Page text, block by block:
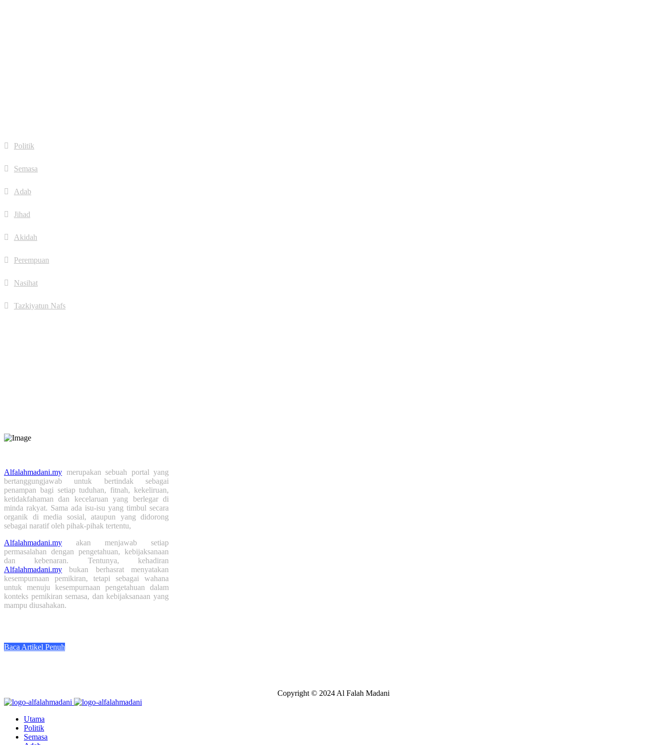
Politik
Semasa
Adab
Jihad
Akidah
Perempuan
Nasihat
Tazkiyatun Nafs
Alfalahmadani.my merupakan sebuah portal yang
bertanggungjawab untuk bertindak sebagai
penampan bagi setiap tuduhan, fitnah, kekeliruan,
ketidakfahaman dan kecelaruan yang berlegar di
minda rakyat. Sama ada isu-isu yang timbul secara
organik di media sosial, ataupun yang didorong
sebagai naratif oleh pihak-pihak tertentu,
Alfalahmadani.my akan menjawab setiap
permasalahan dengan pengetahuan, kebijaksanaan
dan kebenaran. Tentunya, kehadiran
Alfalahmadani.my bukan berhasrat menyatakan
kesempurnaan pemikiran, tetapi sebagai wahana
untuk menuju kesempurnaan pengetahuan dalam
konteks pemikiran semasa, dan kebijaksanaan yang
mampu diusahakan.
Baca Artikel Penuh
Copyright © 2024 Al Falah Madani
Utama
Politik
Semasa